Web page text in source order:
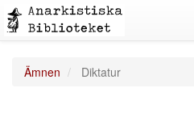
Ämnen Diktatur